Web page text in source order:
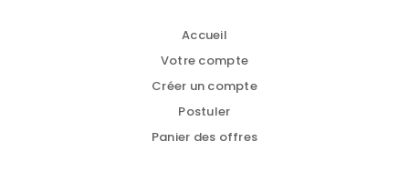
Accueil
Votre compte
Créer un compte
Postuler
Panier des offres